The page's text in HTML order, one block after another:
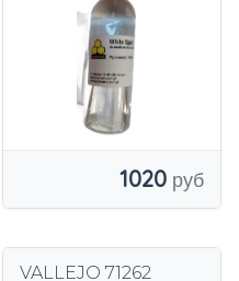
1020
VALLEJO 71262